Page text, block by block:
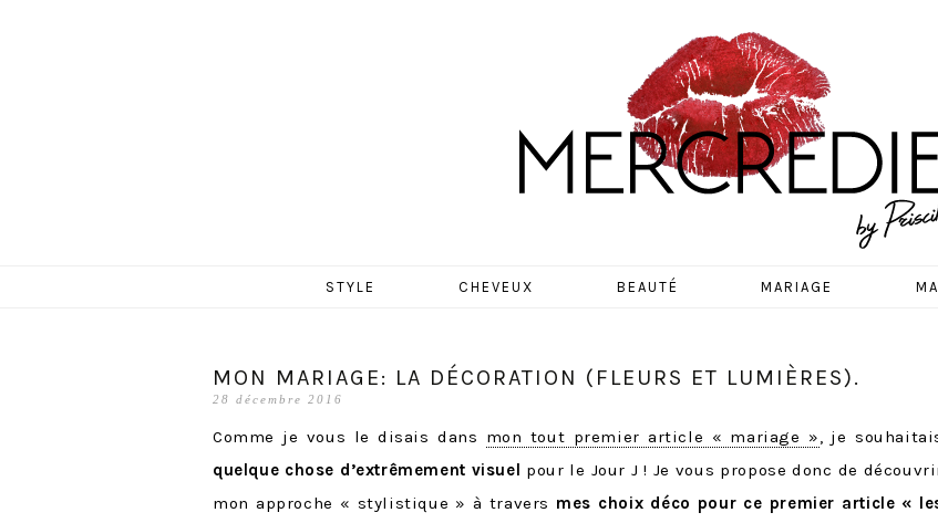
MERCREDIE
STYLE CHEVEUX BEAUTÉ MARIAGE
MON MARIAGE: LA DÉCORATION (FLEURS ET LUMIÈRES).
28 décembre 2016
Comme je vous le disais dans mon tout premier article « mariage », je
quelque chose d’extrêmement visuel pour le Jour J ! Je vous propose donc de
mon approche « stylistique » à travers mes choix déco pour ce premier article «